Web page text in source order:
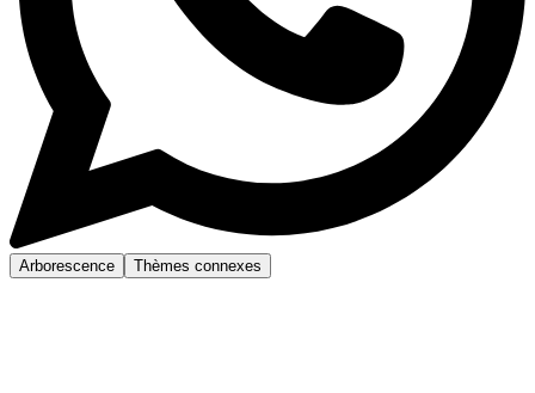
Arborescence Thèmes connexes